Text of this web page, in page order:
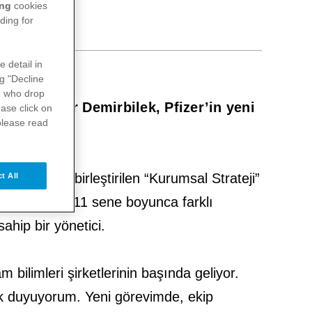
Tulpar Demirbilek, Pfizer’in yeni
birleştirilen “Kurumsal Strateji”
11 sene boyunca farklı
bir yönetici.
bilimleri şirketlerinin başında geliyor.
duyuyorum. Yeni görevimde, ekip
cookies
for
detail in
"Decline
who drop
click on
read
All